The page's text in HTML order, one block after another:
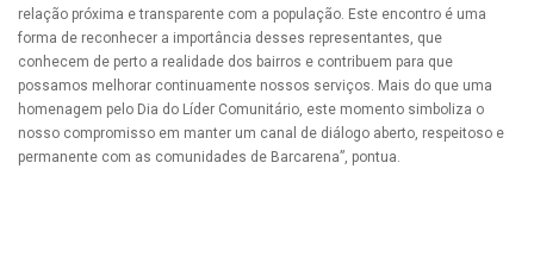
relação próxima e transparente com a população. Este encontro é uma
forma de reconhecer a importância desses representantes, que
conhecem de perto a realidade dos bairros e contribuem para que
possamos melhorar continuamente nossos serviços. Mais do que uma
homenagem pelo Dia do Líder Comunitário, este momento simboliza o
nosso compromisso em manter um canal de diálogo aberto, respeitoso e
permanente com as comunidades de Barcarena”, pontua.